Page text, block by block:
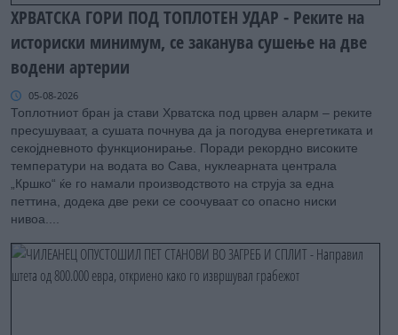
ХРВАТСКА ГОРИ ПОД ТОПЛОТЕН УДАР - Реките на
историски минимум, се заканува сушење на две
водени артерии
05-08-2026
Топлотниот бран ја стави Хрватска под црвен аларм – реките
пресушуваат, а сушата почнува да ја погодува енергетиката и
секојдневното функционирање. Поради рекордно високите
температури на водата во Сава, нуклеарната централа
„Кршко“ ќе го намали производството на струја за една
петтина, додека две реки се соочуваат со опасно ниски
нивоа....